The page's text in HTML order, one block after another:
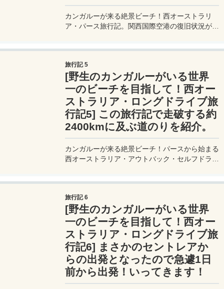
カンガルーが来る絶景ビーチ！西オーストラリ
ア・パース旅行記。関西国際空港の復旧状況が思
空港のフライトチケットが。
旅行記 5
[野生のカンガルーがいる世界
一のビーチを目指して！西オー
ストラリア・ロングドライブ旅
行記5] この旅行記で走破する約
2400kmに及ぶ道のりを紹介。
カンガルーが来る絶景ビーチ！パースから始まる
西オーストラリア・アウトバック・セルフドライ
介。
旅行記 6
[野生のカンガルーがいる世界
一のビーチを目指して！西オー
ストラリア・ロングドライブ旅
行記6] まさかのセントレアか
らの出発となったので急遽1日
前から出発！いってきます！